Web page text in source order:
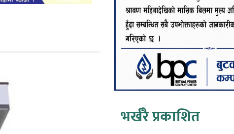
भर्खरै प्रकाशित